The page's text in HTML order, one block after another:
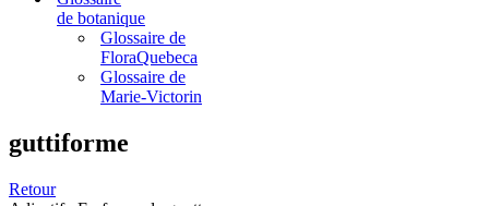
de botanique
Glossaire de
FloraQuebeca
Glossaire de
Marie-Victorin
guttiforme
Retour